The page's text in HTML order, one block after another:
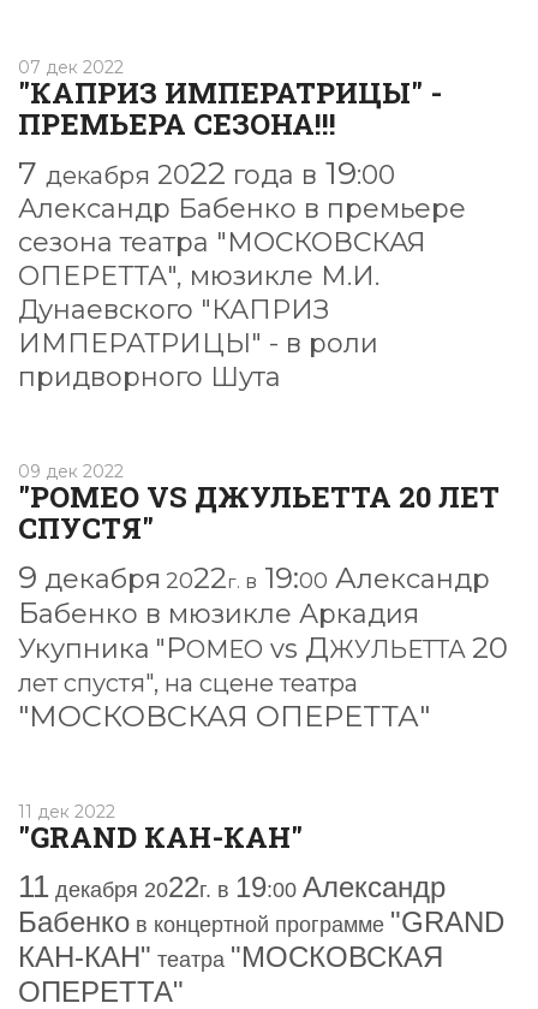
07 дек 2022
"КАПРИЗ ИМПЕРАТРИЦЫ" -
ПРЕМЬЕРА СЕЗОНА!!!
7 декабря 2022 года в 19:00
Александр Бабенко в премьере
сезона театра "МОСКОВСКАЯ
ОПЕРЕТТА", мюзикле М.И.
Дунаевского "КАПРИЗ
ИМПЕРАТРИЦЫ" - в роли
придворного Шута
09 дек 2022
"РОМЕО VS ДЖУЛЬЕТТА 20 ЛЕТ
СПУСТЯ"
9 декабря 2022г. в 19:00 Александр
Бабенко в мюзикле Аркадия
Укупника "РОМЕО vs ДЖУЛЬЕТТА 20
лет спустя", на сцене театра
"МОСКОВСКАЯ ОПЕРЕТТА"
11 дек 2022
"GRAND КАН-КАН"
11 декабря 2022г. в 19:00 Александр
Бабенко в концертной программе "GRAND
КАН-КАН" театра "МОСКОВСКАЯ
ОПЕРЕТТА"